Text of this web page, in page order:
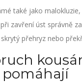
také jako
zavření úst správně
přehryz nebo